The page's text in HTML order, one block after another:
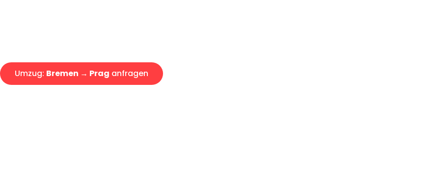
Umzug: Bremen → Prag anfragen